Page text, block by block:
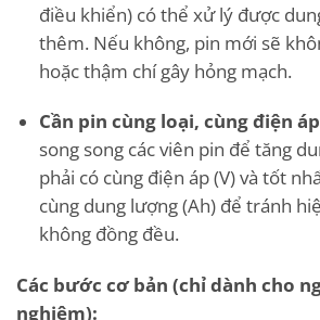
điều khiển) có thể xử lý được
thêm. Nếu không, pin mới sẽ
hoặc thậm chí gây hỏng mạch.
Cần pin cùng loại, cùng điện
song song các viên pin để tăng
phải có cùng điện áp (V) và tốt
cùng dung lượng (Ah) để tránh
không đồng đều.
Các bước cơ bản (chỉ dành cho
nghiệm):